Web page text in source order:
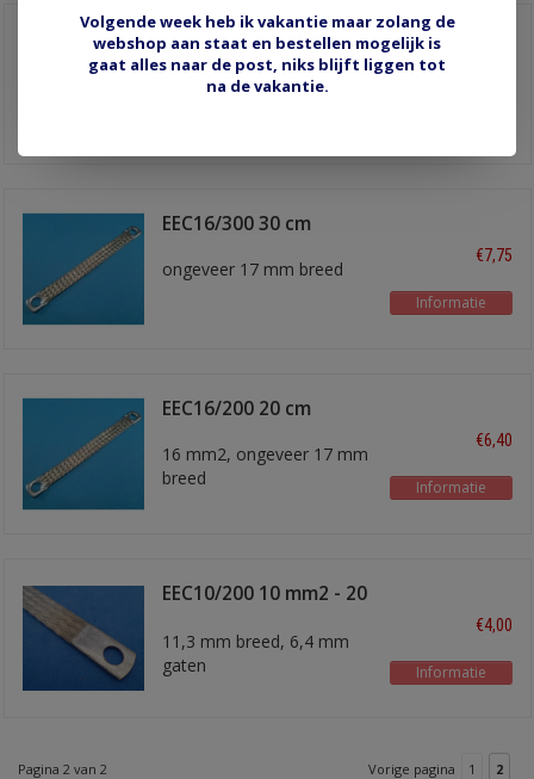
EEC16/350 35 cm
EEC16/300 30 cm
ongeveer 17 mm breed
€7,75
Informatie
EEC16/200 20 cm
16 mm2, ongeveer 17 mm
breed
€6,40
Informatie
EEC10/200 10 mm2 - 20
11,3 mm breed, 6,4 mm
gaten
€4,00
Informatie
Pagina 2 van 2 Vorige pagina 1 2
Volgende week heb ik vakantie maar zolang de
webshop aan staat en bestellen mogelijk is
gaat alles naar de post, niks blijft liggen tot
na de vakantie.